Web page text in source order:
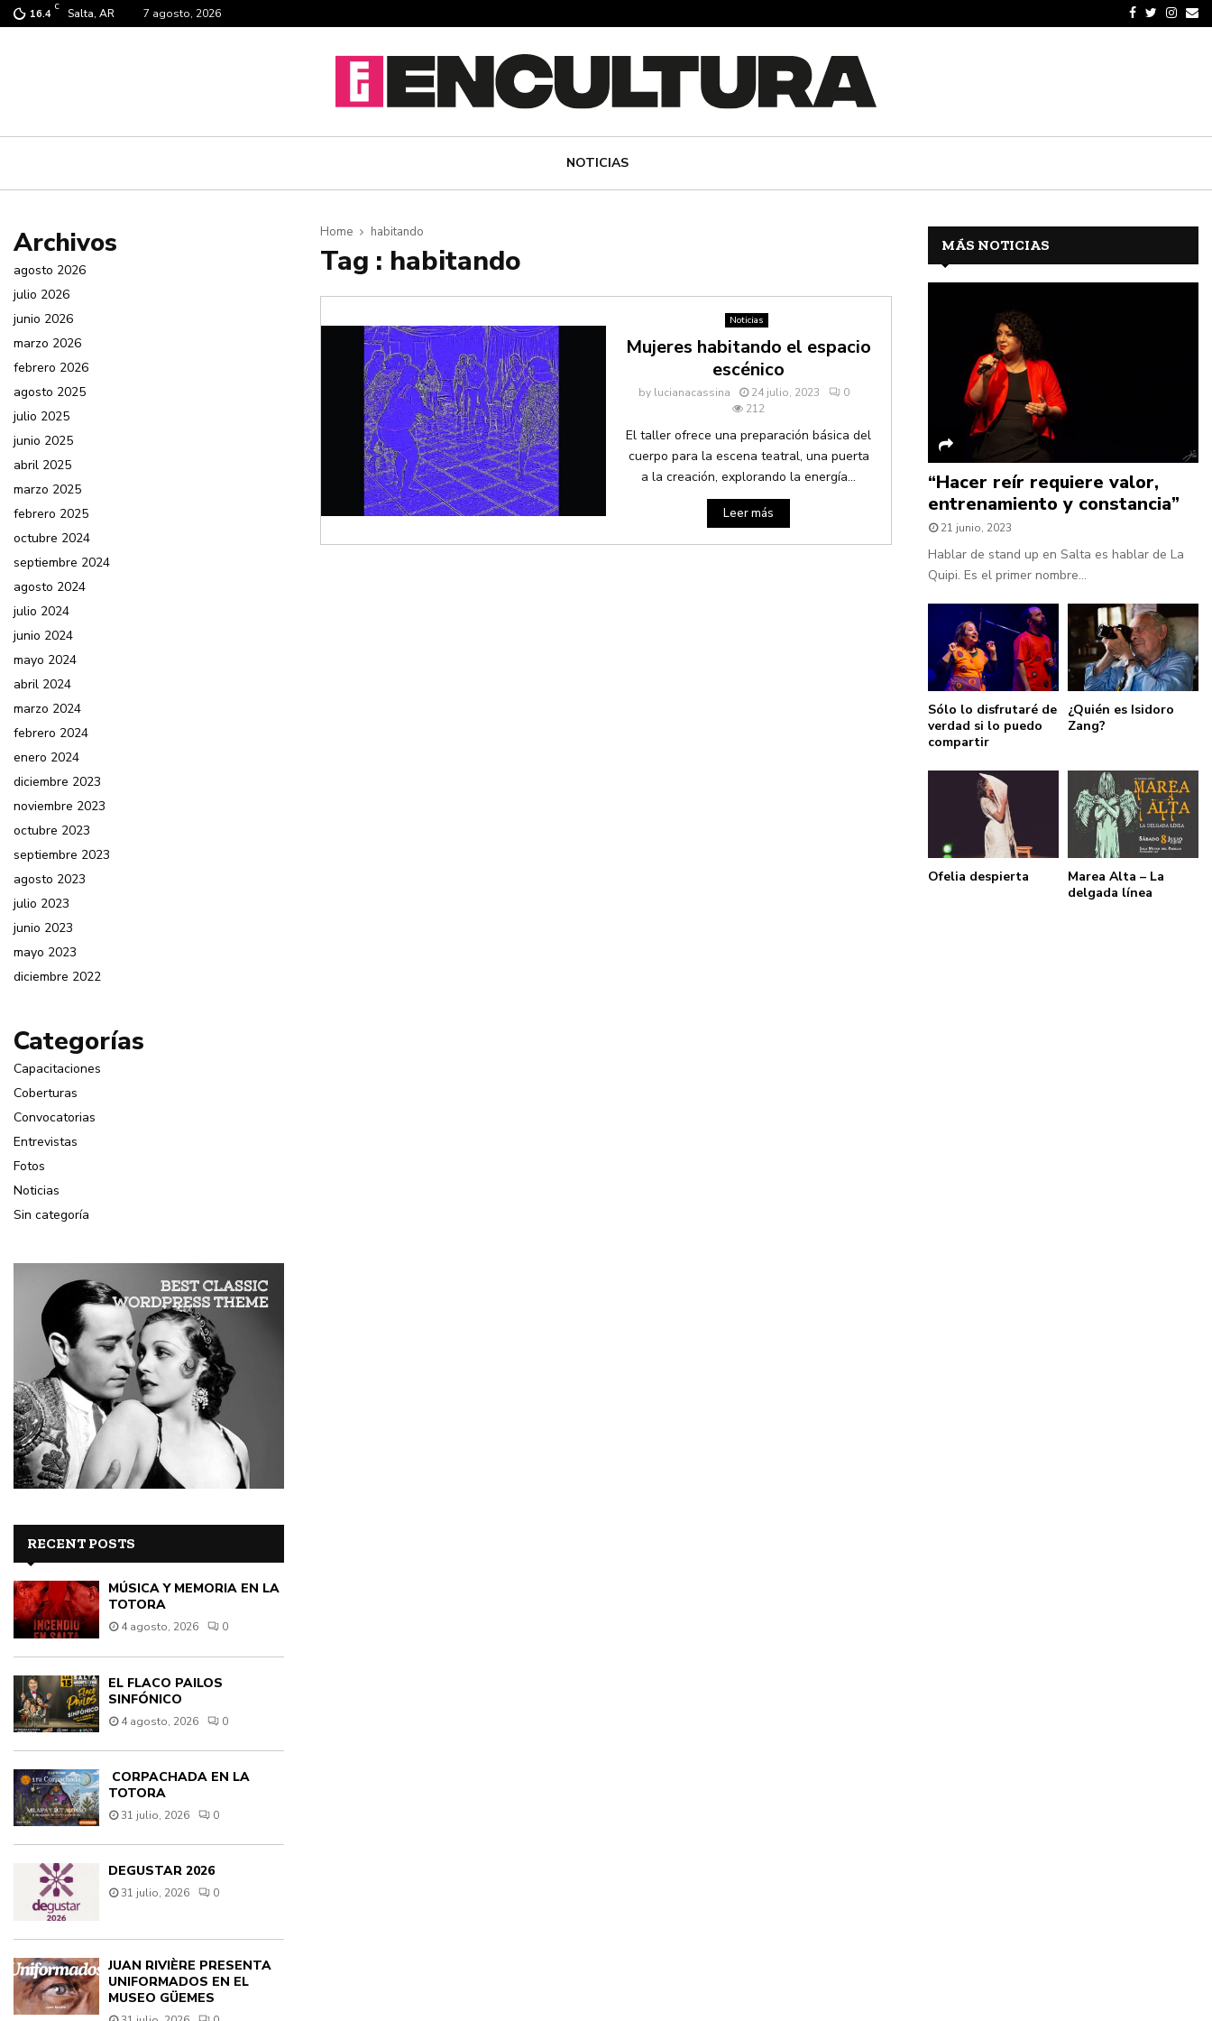
16.4
C Salta, AR 7 agosto, 2026
NOTICIAS
Home habitando
Tag : habitando
Noticias
Mujeres habitando el espacio
escénico
by lucianacassina 24 julio, 2023
0
212
El taller ofrece una preparación básica del
cuerpo para la escena teatral, una puerta
a la creación, explorando la energía...
Leer más
Archivos
agosto 2026
julio 2026
junio 2026
marzo 2026
febrero 2026
agosto 2025
julio 2025
junio 2025
abril 2025
marzo 2025
febrero 2025
octubre 2024
septiembre 2024
agosto 2024
julio 2024
junio 2024
mayo 2024
abril 2024
marzo 2024
febrero 2024
enero 2024
diciembre 2023
noviembre 2023
octubre 2023
septiembre 2023
agosto 2023
julio 2023
junio 2023
mayo 2023
diciembre 2022
Categorías
Capacitaciones
Coberturas
Convocatorias
Entrevistas
Fotos
Noticias
Sin categoría
RECENT POSTS
MÚSICA Y MEMORIA EN LA
TOTORA
4 agosto, 2026 0
EL FLACO PAILOS
SINFÓNICO
4 agosto, 2026 0
CORPACHADA EN LA
TOTORA
31 julio, 2026 0
DEGUSTAR 2026
31 julio, 2026 0
JUAN RIVIÈRE PRESENTA
UNIFORMADOS EN EL
MUSEO GÜEMES
MÁS NOTICIAS
“Hacer reír requiere valor,
entrenamiento y constancia”
21 junio, 2023
Hablar de stand up en Salta es hablar de La
Quipi. Es el primer nombre...
Sólo lo disfrutaré de
verdad si lo puedo
compartir
¿Quién es Isidoro
Zang?
Ofelia despierta
Marea Alta – La
delgada línea